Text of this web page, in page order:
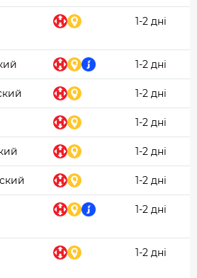
1-2 дні
1-2 дні
1-2 дні
1-2 дні
1-2 дні
1-2 дні
1-2 дні
1-2 дні